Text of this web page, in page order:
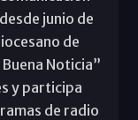
junio de
de
Noticia”
y participa
de radio